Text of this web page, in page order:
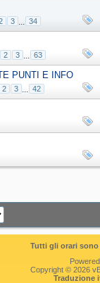
3 ... 34
2 3 ... 63
PUNTI E INFO
2 3 ... 42
Tutti gli orari
Copyright © 2026
Traduzione